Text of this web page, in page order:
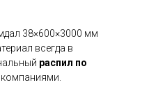
38×600×3000 мм
всегда в
распил по